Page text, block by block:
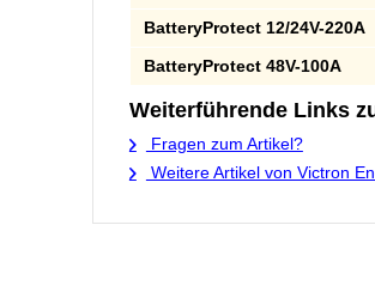
BatteryProtect 12/24V-220A
BatteryProtect 48V-100A
Weiterführende Links
Fragen zum Artikel?
Weitere Artikel von Victron